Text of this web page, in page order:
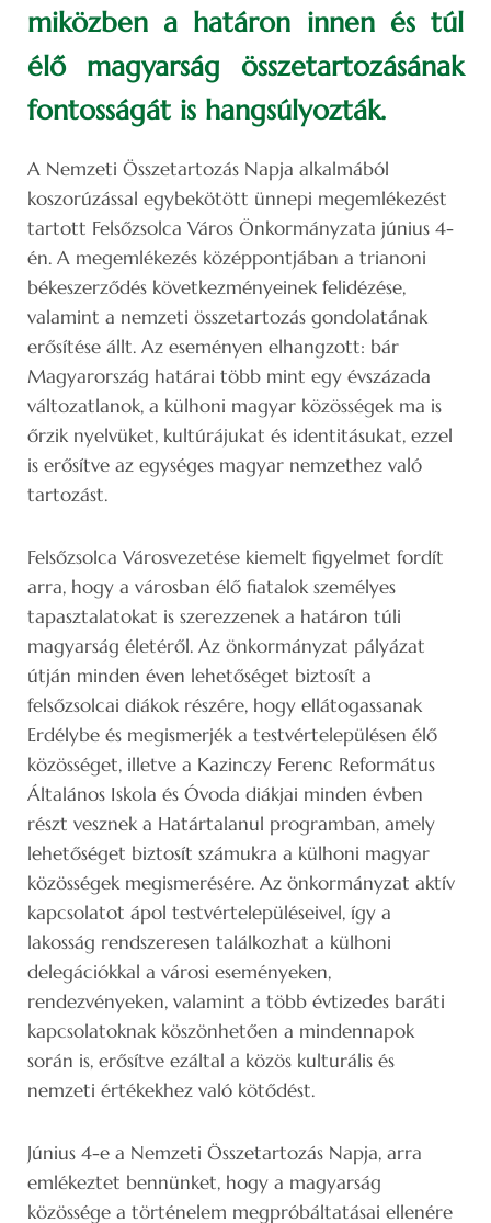
miközben a határon innen és túl
élő magyarság összetartozásának
fontosságát is hangsúlyozták.
A Nemzeti Összetartozás Napja alkalmából
koszorúzással egybekötött ünnepi megemlékezést
tartott Felsőzsolca Város Önkormányzata június 4-
én. A megemlékezés középpontjában a trianoni
békeszerződés következményeinek felidézése,
valamint a nemzeti összetartozás gondolatának
erősítése állt. Az eseményen elhangzott: bár
Magyarország határai több mint egy évszázada
változatlanok, a külhoni magyar közösségek ma is
őrzik nyelvüket, kultúrájukat és identitásukat, ezzel
is erősítve az egységes magyar nemzethez való
tartozást.
Felsőzsolca Városvezetése kiemelt figyelmet fordít
arra, hogy a városban élő fiatalok személyes
tapasztalatokat is szerezzenek a határon túli
magyarság életéről. Az önkormányzat pályázat
útján minden éven lehetőséget biztosít a
felsőzsolcai diákok részére, hogy ellátogassanak
Erdélybe és megismerjék a testvértelepülésen élő
közösséget, illetve a Kazinczy Ferenc Református
Általános Iskola és Óvoda diákjai minden évben
részt vesznek a Határtalanul programban, amely
lehetőséget biztosít számukra a külhoni magyar
közösségek megismerésére. Az önkormányzat aktív
kapcsolatot ápol testvértelepüléseivel, így a
lakosság rendszeresen találkozhat a külhoni
delegációkkal a városi eseményeken,
rendezvényeken, valamint a több évtizedes baráti
kapcsolatoknak köszönhetően a mindennapok
során is, erősítve ezáltal a közös kulturális és
nemzeti értékekhez való kötődést.
Június 4-e a Nemzeti Összetartozás Napja, arra
emlékeztet bennünket, hogy a magyarság
közössége a történelem megpróbáltatásai ellenére